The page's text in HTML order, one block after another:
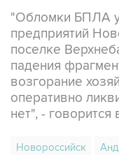
"Обломки БПЛА
предприятий
поселке
падения
возгорание
оперативно
нет", -
Новороссийск